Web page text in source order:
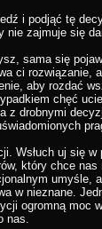
i podjąć tę
nie zajmuje się
sama się
ci rozwiązanie,
aby rozdać
chęć
z drobnymi
Wsłuch uj się
który chce
umyśle,
w nieznane.
ogromną moc
nas.